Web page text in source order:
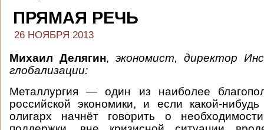
ПРЯМАЯ РЕЧЬ
26 НОЯБРЯ 2013
Михаил Делягин, экономист, директор
глобализации:
Металлургия — один из наиболее
российской экономики, и если какой-нибудь
олигарх начнёт говорить о необходимости